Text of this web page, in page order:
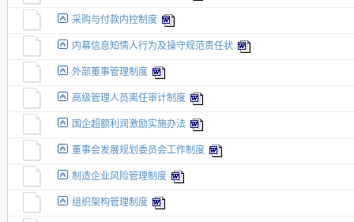
采购与付款内控制度
内幕信息知情人行为及操守规范责任状
外部董事管理制度
高级管理人员离任审计制度
国企超额利润激励实施办法
董事会发展规划委员会工作制度
制造企业风险管理制度
组织架构管理制度